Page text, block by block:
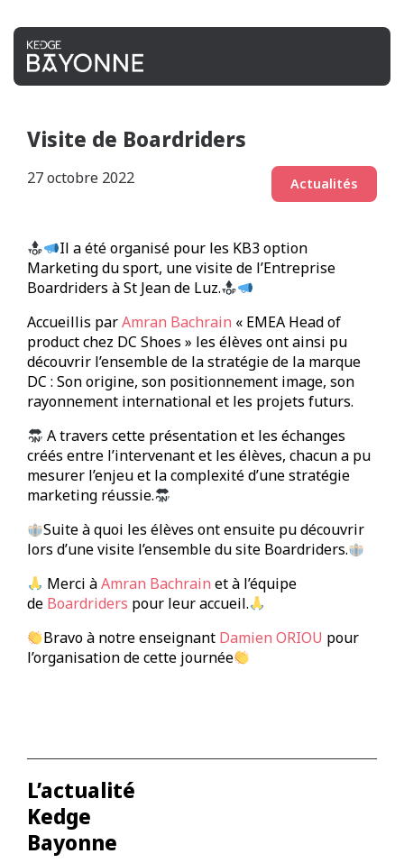
Visite de Boardriders
27 octobre 2022 Actualités
Il a été organisé pour les KB3 option
Marketing du sport, une visite de l’Entreprise
Boardriders à St Jean de Luz.
Accueillis parAmran Bachrain « EMEA Head of
product chez DC Shoes » les élèves ont ainsi pu
découvrir l’ensemble de la stratégie de la marque
DC : Son origine, son positionnement image, son
rayonnement international et les projets futurs.
A travers cette présentation et les échanges
créés entre l’intervenant et les élèves, chacun a pu
mesurer l’enjeu et la complexité d’une stratégie
marketing réussie.
Suite à quoi les élèves ont ensuite pu découvrir
lors d’une visite l’ensemble du site Boardriders.
Merci àAmran Bachrain et à l’équipe
de Boardriders pour leur accueil.
Bravo à notre enseignant Damien ORIOU pour
l’organisation de cette journée
L’actualité
Kedge
Bayonne